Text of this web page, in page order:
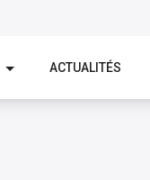
ACTUALITÉS